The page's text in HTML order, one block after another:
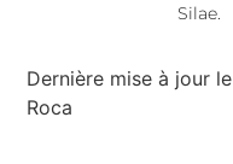
Silae.
Dernière mise à jour
Roca